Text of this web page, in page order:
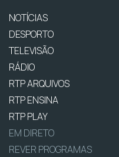
NOTÍCIAS
DESPORTO
TELEVISÃO
RÁDIO
RTP ARQUIVOS
RTP ENSINA
RTP PLAY
EM DIRETO
REVER PROGRAMAS